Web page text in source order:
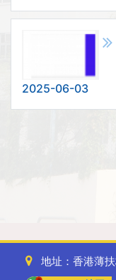
2025-06-03
地址：香港薄